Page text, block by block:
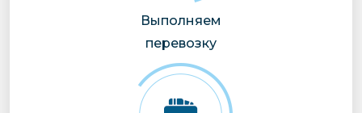
Выполняем
перевозку